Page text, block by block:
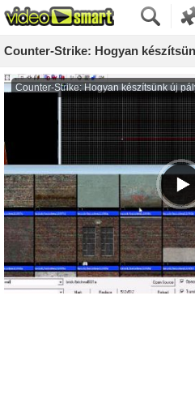
Counter-Strike: Hogyan